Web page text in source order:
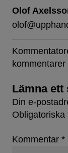
Olof
kommentarer
Lämna ett
Din e-
Kommentar *